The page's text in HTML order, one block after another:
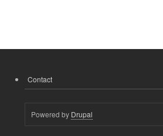
FOOTER
Contact
Powered by Drupal